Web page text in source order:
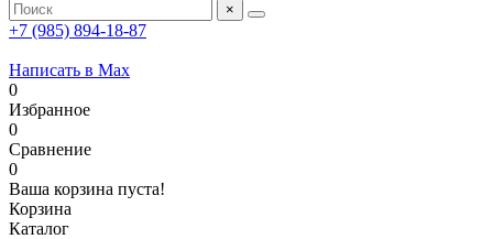
×
+7 (985) 894-18-87
Написать в Max
0
Избранное
0
Сравнение
0
Ваша корзина пуста!
Корзина
Каталог